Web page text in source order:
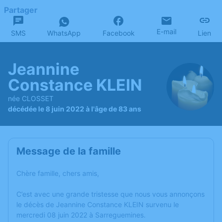
Partager
SMS WhatsApp Facebook E-mail Lien
Jeannine
Constance KLEIN
née CLOSSET
décédée le 8 juin 2022 à l'âge de 83 ans
Message de la famille
Chère famille, chers amis,
C’est avec une grande tristesse que nous vous annonçons
le décès de Jeannine Constance KLEIN survenu le
mercredi 08 juin 2022 à Sarreguemines.